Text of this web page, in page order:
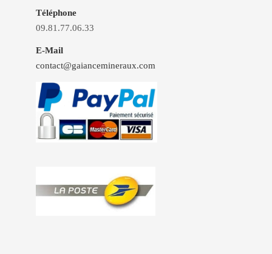
Téléphone
09.81.77.06.33
E-Mail
contact@gaiancemineraux.com